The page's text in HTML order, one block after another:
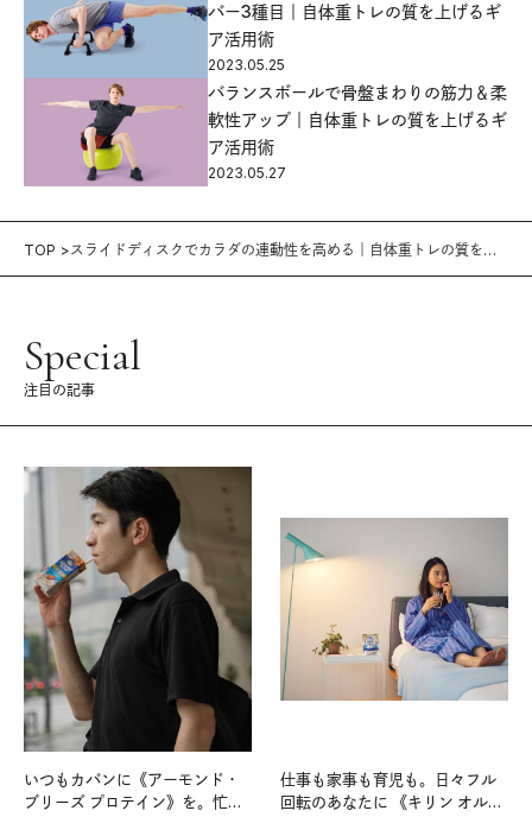
バー3種目｜自体重トレの質を上げるギ
ア活用術
2023.05.25
バランスボールで骨盤まわりの筋力＆柔
軟性アップ｜自体重トレの質を上げるギ
ア活用術
2023.05.27
TOP
スライドディスクでカラダの連動性を高める｜自体重トレの質を上
Special
注目の記事
いつもカバンに《アーモンド・
ブリーズ プロテイン》を。忙し
仕事も家事も育児も。日々フル
回転のあなたに 《キリン オルニ